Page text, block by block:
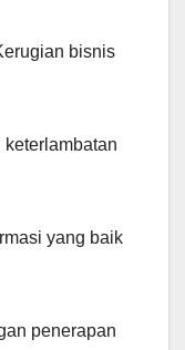
bisnis
yang baik
penerapan